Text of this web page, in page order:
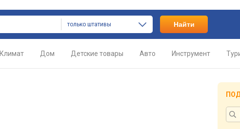
только штативы Найти
Климат Дом Детские товары Авто Инструмент